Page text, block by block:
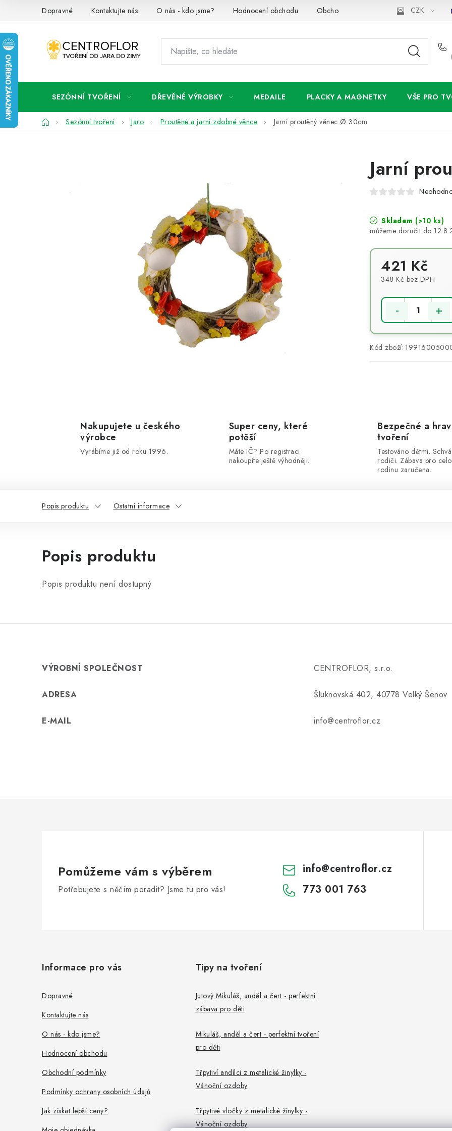
Dopravné Kontaktujte nás O nás - kdo jsme? Hodnocení obchodu Obchodní podmínky Podmínky
CZK
SEZÓNNÍ TVOŘENÍ DŘEVĚNÉ VÝROBKY MEDAILE PLACKY A MAGNETKY VŠE PRO
DomůSezónní tvoření Jaro Proutěné a jarní zdobné věnce Jarní proutěný věnec Ø 30cm
Jarní
Skladem (>10 ks)
421 Kč
348 Kč bez DPH
Kód zboží:
Nakupujete u českého
výrobce
Vyrábíme již od roku 1996.
Super ceny, které
potěší
Máte IČ? Po registraci
nakoupíte ještě výhodněji.
Bezpečné a
tvoření
Testováno dětmi.
rodiči. Zábava pro
rodinu zaručena.
Popis produktu Ostatní informace
Popis produktu
Popis produktu není dostupný
VÝROBNÍ SPOLEČNOST CENTROFLOR, s.r.o.
ADRESA Šluknovská 402, 40778 Velký Šenov
E-MAIL info@centroflor.cz
Pomůžeme vám s výběrem
Potřebujete s něčím poradit? Jsme tu pro vás!
info@centroflor.cz
773 001 763
Informace pro vás
Dopravné
Kontaktujte nás
O nás - kdo jsme?
Hodnocení obchodu
Obchodní podmínky
Podmínky ochrany osobních údajů
Jak získat lepší ceny?
Tipy na tvoření
Jutový Mikuláš, anděl a čert - perfektní
zábava pro děti
Mikuláš, anděl a čert - perfektní tvoření
pro děti
Třpytiví andílci z metalické žinylky -
Vánoční ozdoby
Třpytivé vločky z metalické žinylky -
Vánoční ozdoby